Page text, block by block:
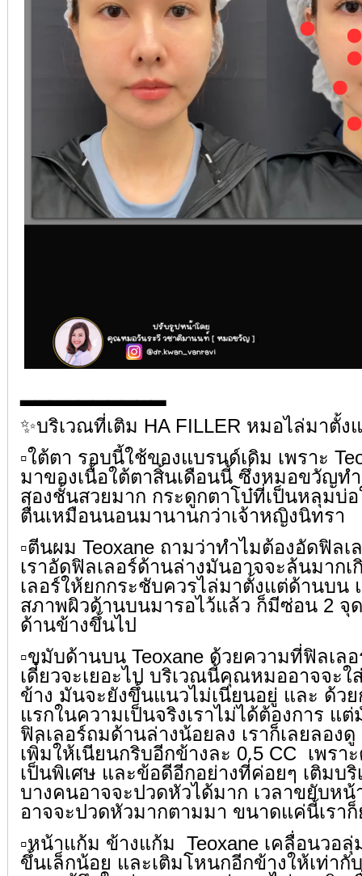
▂▂▂▂▂▂▂▂▂▂
✨บริเวณที่เติม HA FILLER หมอไล่มาตั้
▫️ใต้ตา รอบนี้ใช้ของแบรนด์เดิม เพราะ
มาของเนื้อใต้ตาสิ้นเดือนนี้ ซึ่งหมอขวัญท
สองชั้นสวยมาก กระดูกตาโบ๋ที่เป็นหลุมบ่
ตื่นเหมือนนอนมานานกว่าเจ้าหญิงนิทรา
▫️ตีนผม Teoxane ถามว่าทำไมต้องอัดฟิลเ
เราอัดฟิลเลอร์ด้านล่างมันอาจจะล้นมากเ
เลอร์ให้ยกกระชับควรไล่มาตั้งแต่ด้านบน
สภาพผิวด้านบนมารอไว้แล้ว ก็มีซ่อน 2 จุ
ด้านข้างขึ้นไป
▫️ขมับด้านบน Teoxane ด้วยความที่ฟิลเลอ
เดี๋ยวจะเยอะไป บริเวณนี้คุณหมออาจจะใ
ข้าง มันจะยังขึ้นแนวไม่เนียนอยู่ และ ด้ว
แรกในความเป็นจริงเราไม่ได้ต้องการ แต่
ฟิลเลอร์ถมด้านล่างน้อยลง เราก็เลยลอง
เพิ่มให้เนียนกริบอีกข้างละ 0.5 CC
เพรา
เป็นพิเศษ และข้อดีอีกอย่างที่ค่อยๆ เติมบริ
บางคนอาจจะปวดหัวได้มาก เวลาขยับหน้
อาจจะปวดหัวมากตามมา ขนาดแค่นี้เราก็
▫️หน้าแก้ม ข้างแก้ม
Teoxane เคลื่อนวอ
ขึ้นเล็กน้อย และเติมโหนกอีกข้างให้เท่ากั